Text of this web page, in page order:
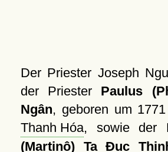
Der Priester Joseph
der Priester Paulus
Ngân, geboren um
Thanh Hóa, sowie der
(Martinô) Ta Ðuc